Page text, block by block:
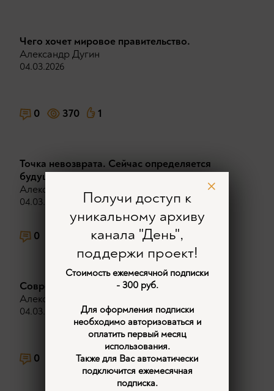
Чего хочет мировое правительство.
Александр Дугин
04.03.2026
0 370 1
Точка невозврата. Сейчас определяется
будущее.
Александр Дугин
04.03.2026
0 2
Современная наука скрывает реальность.
Александр Дугин
04.03.2026
0 359 1
Получи доступ к
уникальному архиву
канала "День",
поддержи проект!
Стоимость ежемесячной подписки
- 300 руб.
Для оформления подписки
необходимо авторизоваться и
оплатить первый месяц
использования.
Также для Вас автоматически
подключится ежемесячная
подписка.